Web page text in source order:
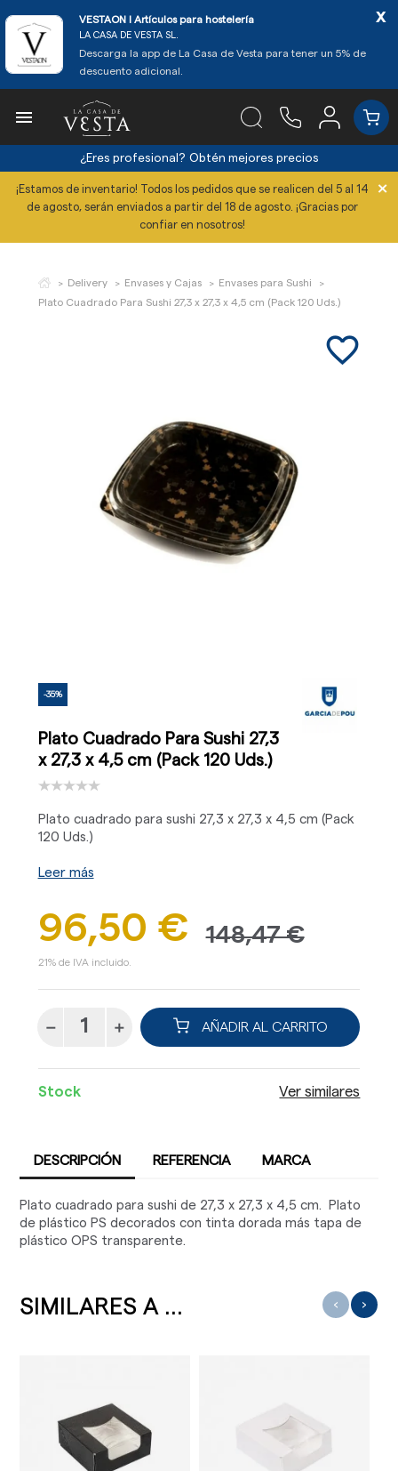
VESTAON l Artículos para hostelería
LA CASA DE VESTA SL.
Descarga la app de La Casa de Vesta para tener un 5% de
descuento adicional.
x

¿Eres profesional? Obtén mejores precios
¡Estamos de inventario! Todos los pedidos que se realicen del 5 al 14
de agosto, serán enviados a partir del 18 de agosto. ¡Gracias por
confiar en nosotros!
×
Delivery Envases y Cajas
Envases para Sushi
Plato Cuadrado Para Sushi 27,3 x 27,3 x 4,5 cm (Pack 120 Uds.)
favorite_border
-35%
Plato Cuadrado Para Sushi 27,3
x 27,3 x 4,5 cm (Pack 120 Uds.)
Plato cuadrado para sushi 27,3 x 27,3 x 4,5 cm (Pack
120 Uds.)
Leer más
96,50 € 148,47 €
21% de IVA incluido.
AÑADIR AL CARRITO
Stock Ver similares
DESCRIPCIÓN REFERENCIA MARCA
Plato cuadrado para sushi de 27,3 x 27,3 x 4,5 cm. Plato
de plástico PS decorados con tinta dorada más tapa de
plástico OPS transparente.
SIMILARES A ... ‹ ›